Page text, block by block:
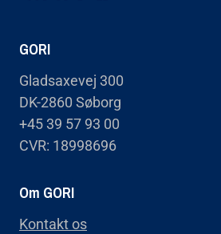
GORI
Gladsaxevej 300
DK-2860 Søborg
+45 39 57 93 00
CVR: 18998696
Om GORI
Kontakt os